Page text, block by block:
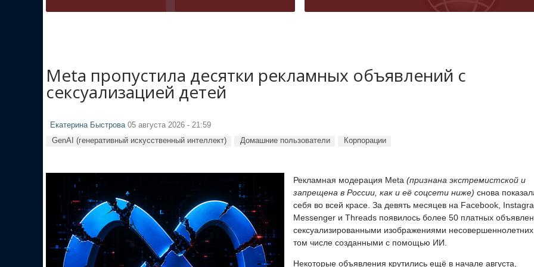
Meta пропустила десятки рекламных объявлений с
сексуализацией детей
Екатерина Быстрова 05 августа 2026 - 21:59
GenAI (генеративный искусственный интеллект) Домашние пользователи Корпорации
Рекламная модерация Meta (признана экстремистской и
запрещена в России, как и её соцсети ниже) снова
себя во всей красе. За девять месяцев на Facebook,
Messenger и Threads появилось более 50 платных
сексуализированными изображениями
том числе созданными с помощью ИИ.
Некоторые объявления крутились ещё в начале августа,